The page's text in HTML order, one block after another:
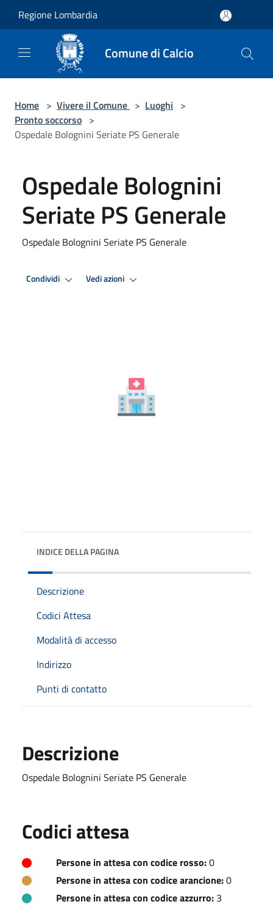
Regione Lombardia
Comune di Calcio
Home > Vivere il Comune > Luoghi >
Pronto soccorso >
Ospedale Bolognini Seriate PS Generale
Ospedale Bolognini
Seriate PS Generale
Ospedale Bolognini Seriate PS Generale
Condividi Vedi azioni
INDICE DELLA PAGINA
Descrizione
Codici Attesa
Modalità di accesso
Indirizzo
Punti di contatto
Descrizione
Ospedale Bolognini Seriate PS Generale
Codici attesa
Persone in attesa con codice rosso:0
Persone in attesa con codice arancione:0
Persone in attesa con codice azzurro: 3